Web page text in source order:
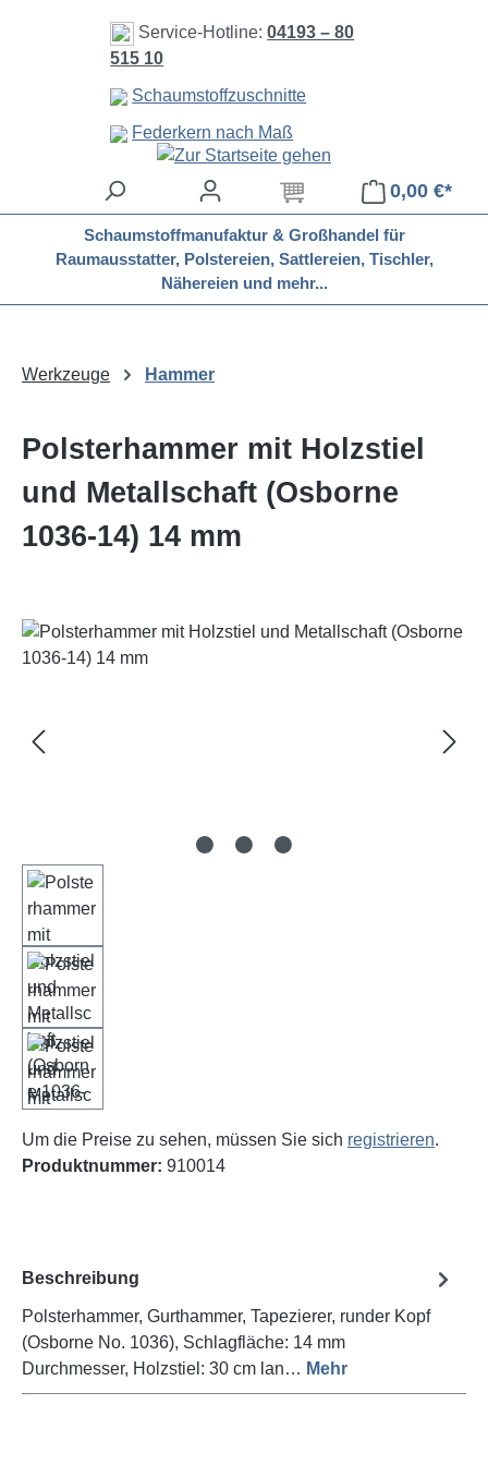
Zum Hauptinhalt springen
Service-Hotline:04193 – 80
515 10
Schaumstoffzuschnitte
Federkern nach Maß
0,00 €*
Schaumstoffmanufaktur & Großhandel für
Raumausstatter, Polstereien, Sattlereien, Tischler,
Nähereien und mehr...
Werkzeuge Hammer
Polsterhammer mit Holzstiel
und Metallschaft (Osborne
1036-14) 14 mm
Bildergalerie überspringen
Um die Preise zu sehen, müssen Sie sich registrieren.
Produktnummer: 910014
Beschreibung
Polsterhammer, Gurthammer, Tapezierer, runder Kopf
(Osborne No. 1036), Schlagfläche: 14 mm
Durchmesser, Holzstiel: 30 cm lan… Mehr